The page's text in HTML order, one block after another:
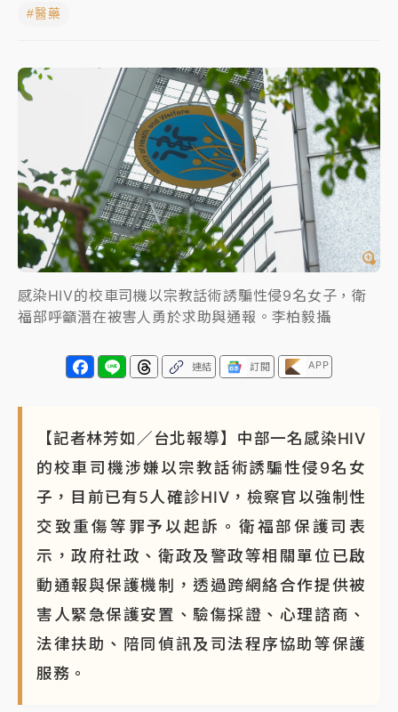
父親節玩樂園！六福村今明2天「爸爸免費」 遠雄海洋
買1送1
白海豚逼近！新北高灘地停車場下午4時強制拖吊 中午
開放水門周邊紅黃線停車
中颱白海豚環流掠北海！今明防劇烈降雨 東部高溫飆
38度
周末精選｜ 慈濟遭詐10億完整始末曝！律師掮客大玩兩
面手法 郭台銘、蔡英文成關鍵
本周爆款短影音｜
柯文哲帶電子手鐶拄拐杖現身／周玉
周末精選｜
跨境網購族注意！EZ Way若改由政府委
要3件事
#醫藥
感染HIV的校車司機以宗教話術誘騙性侵9名女子，衛
福部呼籲潛在被害人勇於求助與通報。李柏毅攝
連結 訂閱 APP
【記者林芳如／台北報導】中部一名感染HIV
的校車司機涉嫌以宗教話術誘騙性侵9名女
子，目前已有5人確診HIV，檢察官以強制性
交致重傷等罪予以起訴。衛福部保護司表
示，政府社政、衛政及警政等相關單位已啟
動通報與保護機制，透過跨網絡合作提供被
害人緊急保護安置、驗傷採證、心理諮商、
法律扶助、陪同偵訊及司法程序協助等保護
服務。